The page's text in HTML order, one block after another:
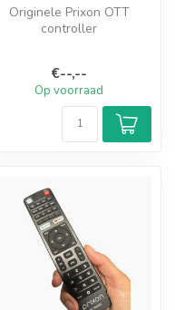
Originele Prixon OTT
controller
€--,--
Op voorraad